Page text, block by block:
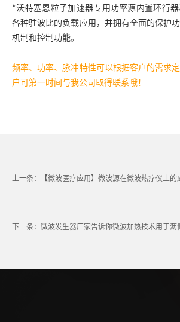
*沃特塞恩粒子加速器专用功率源内置环行
各种驻波比的负载应用，并拥有全面的保护
机制和控制功能。
频率、功率、脉冲特性可以根据客户的需求
户可第一时间与我公司取得联系哦！